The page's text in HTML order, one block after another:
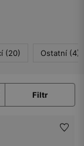
(20) Ostatní (4)
Filtr